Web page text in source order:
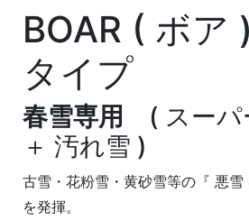
BOAR ( ボア
タイプ
春雪専用 ( スーパ
＋ 汚れ雪 )
古雪・花粉雪・黄砂雪等の『 悪
を発揮。